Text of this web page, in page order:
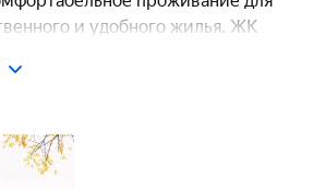
и удобного жилья. ЖК
пятиэтажной высоты, что
окружению даже в условиях